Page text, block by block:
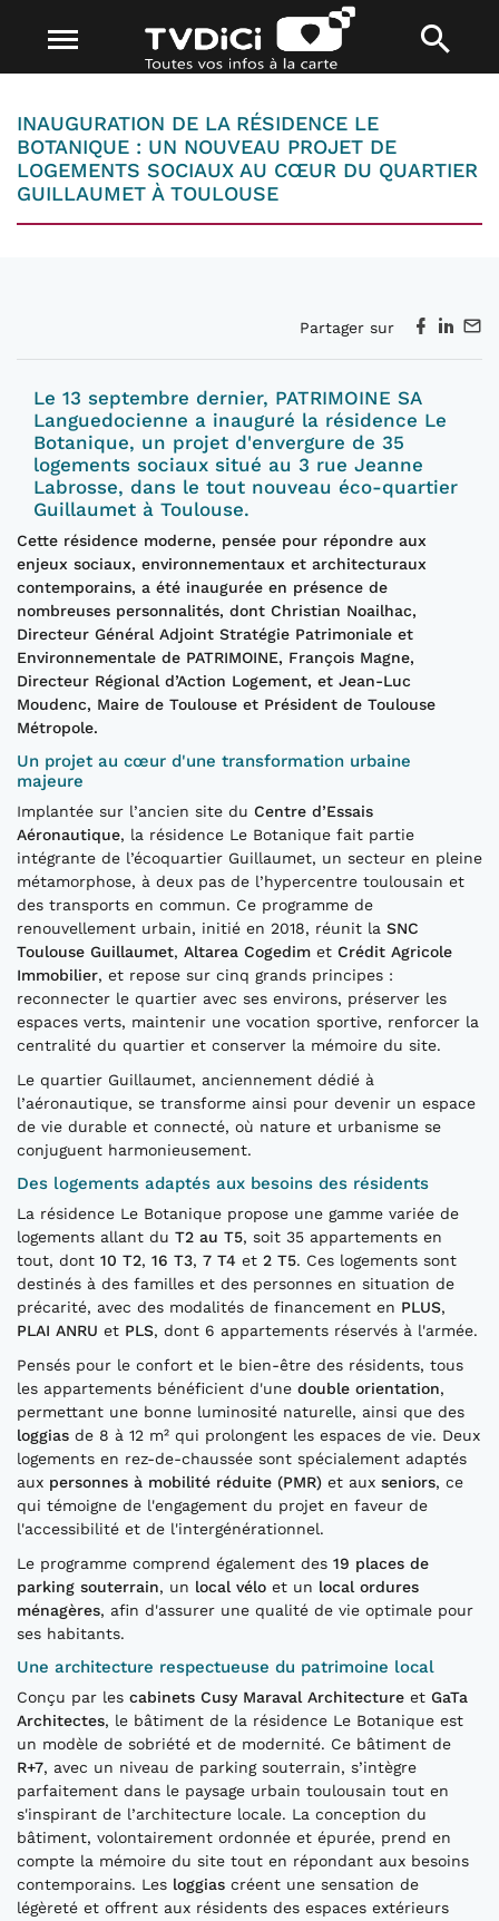
INAUGURATION DE LA RÉSIDENCE LE
BOTANIQUE : UN NOUVEAU PROJET DE
LOGEMENTS SOCIAUX AU CŒUR DU QUARTIER
GUILLAUMET À TOULOUSE
Partager sur
Le 13 septembre dernier, PATRIMOINE SA
Languedocienne a inauguré la résidence Le
Botanique, un projet d'envergure de 35
logements sociaux situé au 3 rue Jeanne
Labrosse, dans le tout nouveau éco-quartier
Guillaumet à Toulouse.
Cette résidence moderne, pensée pour répondre aux
enjeux sociaux, environnementaux et architecturaux
contemporains, a été inaugurée en présence de
nombreuses personnalités, dont Christian Noailhac,
Directeur Général Adjoint Stratégie Patrimoniale et
Environnementale de PATRIMOINE, François Magne,
Directeur Régional d’Action Logement, et Jean-Luc
Moudenc, Maire de Toulouse et Président de Toulouse
Métropole.
Un projet au cœur d'une transformation urbaine
majeure
Implantée sur l’ancien site du Centre d’Essais
Aéronautique, la résidence Le Botanique fait partie
intégrante de l’écoquartier Guillaumet, un secteur en pleine
métamorphose, à deux pas de l’hypercentre toulousain et
des transports en commun. Ce programme de
renouvellement urbain, initié en 2018, réunit la SNC
Toulouse Guillaumet, Altarea Cogedim et Crédit Agricole
Immobilier, et repose sur cinq grands principes :
reconnecter le quartier avec ses environs, préserver les
espaces verts, maintenir une vocation sportive, renforcer la
centralité du quartier et conserver la mémoire du site.
Le quartier Guillaumet, anciennement dédié à
l’aéronautique, se transforme ainsi pour devenir un espace
de vie durable et connecté, où nature et urbanisme se
conjuguent harmonieusement.
Des logements adaptés aux besoins des résidents
La résidence Le Botanique propose une gamme variée de
logements allant du T2 au T5, soit 35 appartements en
tout, dont 10 T2, 16 T3, 7 T4 et 2 T5. Ces logements sont
destinés à des familles et des personnes en situation de
précarité, avec des modalités de financement en PLUS,
PLAI ANRU et PLS, dont 6 appartements réservés à l'armée.
Pensés pour le confort et le bien-être des résidents, tous
les appartements bénéficient d'une double orientation,
permettant une bonne luminosité naturelle, ainsi que des
loggias de 8 à 12 m² qui prolongent les espaces de vie. Deux
logements en rez-de-chaussée sont spécialement adaptés
aux personnes à mobilité réduite (PMR) et aux seniors, ce
qui témoigne de l'engagement du projet en faveur de
l'accessibilité et de l'intergénérationnel.
Le programme comprend également des 19 places de
parking souterrain, un local vélo et un local ordures
ménagères, afin d'assurer une qualité de vie optimale pour
ses habitants.
Une architecture respectueuse du patrimoine local
Conçu par les cabinets Cusy Maraval Architecture et GaTa
Architectes, le bâtiment de la résidence Le Botanique est
un modèle de sobriété et de modernité. Ce bâtiment de
R+7, avec un niveau de parking souterrain, s’intègre
parfaitement dans le paysage urbain toulousain tout en
s'inspirant de l’architecture locale. La conception du
bâtiment, volontairement ordonnée et épurée, prend en
compte la mémoire du site tout en répondant aux besoins
contemporains. Les loggias créent une sensation de
légèreté et offrent aux résidents des espaces extérieurs